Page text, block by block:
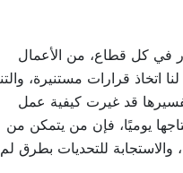
في كل قطاع، من الأعمال
اتخاذ قرارات مستنيرة،
قد غيرت كيفية عمل
يوميًا، فإن من يتمكن من
والاستجابة للتحديات بطرق لم